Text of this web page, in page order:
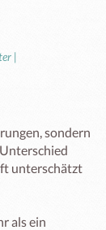
|
sondern
unterschätzt
als ein